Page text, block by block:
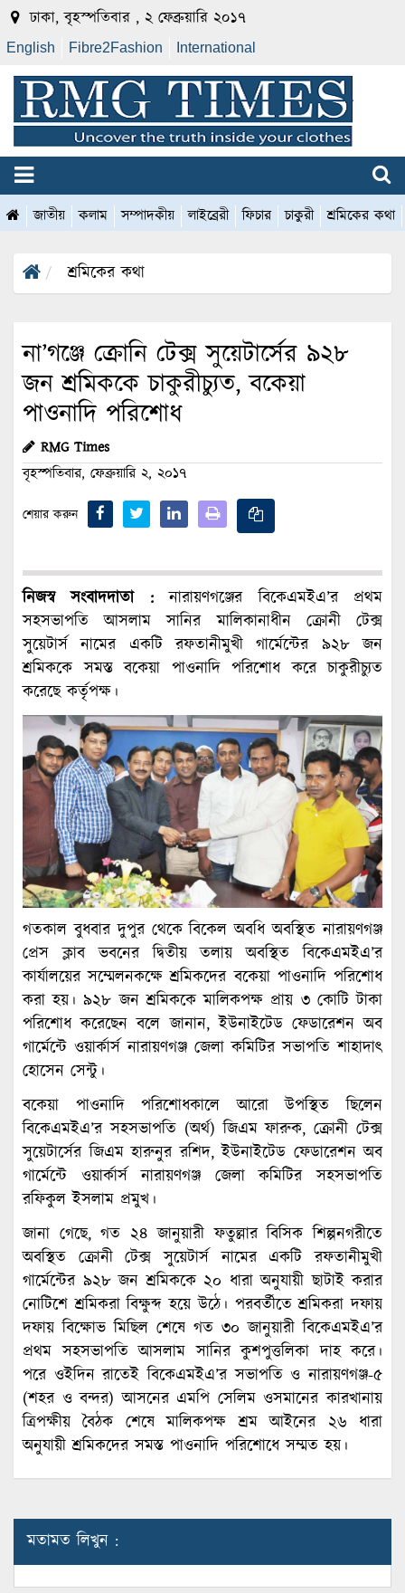
ঢাকা, বৃহস্পতিবার , ২ ফেব্রুয়ারি ২০১৭
English Fibre2Fashion International
জাতীয় কলাম সম্পাদকীয় লাইব্রেরী ফিচার চাকুরী শ্রমিকের কথা
শ্রমিকের কথা
না’গঞ্জে ক্রোনি টেক্স সুয়েটার্সের ৯২৮
জন শ্রমিককে চাকুরীচ্যুত, বকেয়া
পাওনাদি পরিশোধ
RMG Times
বৃহস্পতিবার, ফেব্রুয়ারি ২, ২০১৭
শেয়ার করুন
নিজস্ব সংবাদদাতা :নারায়ণগঞ্জের বিকেএমইএ’র প্রথম
সহসভাপতি আসলাম সানির মালিকানাধীন ক্রোনী টেক্স
সুয়েটার্স নামের একটি রফতানীমুখী গার্মেন্টের ৯২৮ জন
শ্রমিককে সমস্ত বকেয়া পাওনাদি পরিশোধ করে চাকুরীচ্যুত
করেছে কর্তৃপক্ষ।
গতকাল বুধবার দুপুর থেকে বিকেল অবধি অবস্থিত নারায়ণগঞ্জ
প্রেস ক্লাব ভবনের দ্বিতীয় তলায় অবস্থিত বিকেএমইএ’র
কার্যালয়ের সম্মেলনকক্ষে শ্রমিকদের বকেয়া পাওনাদি পরিশোধ
করা হয়। ৯২৮ জন শ্রমিককে মালিকপক্ষ প্রায় ৩ কোটি টাকা
পরিশোধ করেছেন বলে জানান, ইউনাইটেড ফেডারেশন অব
গার্মেন্টে ওয়ার্কার্স নারায়ণগঞ্জ জেলা কমিটির সভাপতি শাহাদাৎ
হোসেন সেন্টু।
বকেয়া পাওনাদি পরিশোধকালে আরো উপস্থিত ছিলেন
বিকেএমইএ’র সহসভাপতি (অর্থ) জিএম ফারুক, ক্রোনী টেক্স
সুয়েটার্সের জিএম হারুনুর রশিদ, ইউনাইটেড ফেডারেশন অব
গার্মেন্টে ওয়ার্কার্স নারায়ণগঞ্জ জেলা কমিটির সহসভাপতি
রফিকুল ইসলাম প্রমুখ।
জানা গেছে, গত ২৪ জানুয়ারী ফতুল্লার বিসিক শিল্পনগরীতে
অবস্থিত ক্রোনী টেক্স সুয়েটার্স নামের একটি রফতানীমুখী
গার্মেন্টের ৯২৮ জন শ্রমিককে ২০ ধারা অনুযায়ী ছাটাই করার
নোটিশে শ্রমিকরা বিক্ষুব্দ হয়ে উঠে। পরবর্তীতে শ্রমিকরা দফায়
দফায় বিক্ষোভ মিছিল শেষে গত ৩০ জানুয়ারী বিকেএমইএ’র
প্রথম সহসভাপতি আসলাম সানির কুশপুত্তলিকা দাহ করে।
পরে ওইদিন রাতেই বিকেএমইএ’র সভাপতি ও নারায়ণগঞ্জ-৫
(শহর ও বন্দর) আসনের এমপি সেলিম ওসমানের কারখানায়
ত্রিপক্ষীয় বৈঠক শেষে মালিকপক্ষ শ্রম আইনের ২৬ ধারা
অনুযায়ী শ্রমিকদের সমস্ত পাওনাদি পরিশোধে সম্মত হয়।
মতামত লিখুন :